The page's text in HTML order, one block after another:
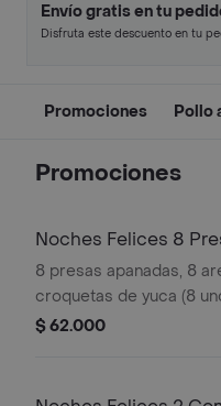
Envío gratis en tu
Disfruta este descuento en tu
Promociones Pollo
Promociones
Noches Felices 8
arepas, 8 yuc
8 presas apanadas, 8
croquetas de yuca (8
(1.5 litros)
$ 62.000